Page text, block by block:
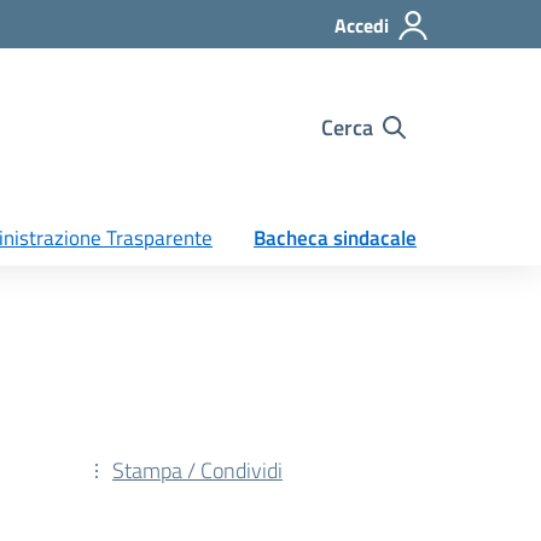
Accedi
Cerca
Trasparente Bacheca sindacale
Stampa / Condividi